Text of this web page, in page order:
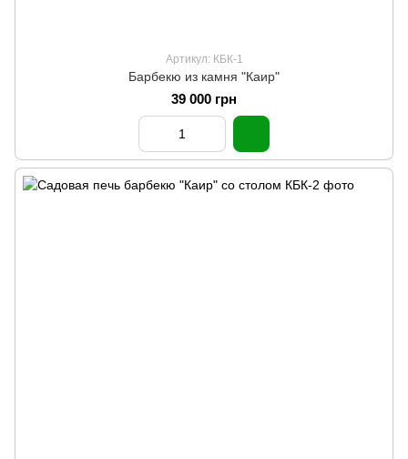
Артикул: КБК-1
Барбекю из камня "Каир"
39 000 грн